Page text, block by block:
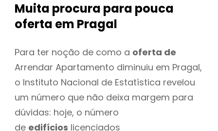
Muita procura para pouca
oferta em Pragal
Para ter noção de como a oferta de
Arrendar Apartamento diminuiu em Pragal,
o Instituto Nacional de Estatística revelou
um número que não deixa margem para
dúvidas: hoje, o número
de edifícios licenciados